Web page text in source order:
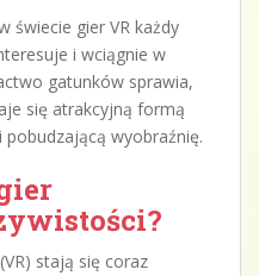
świecie gier VR każdy
i wciągnie w
gatunków sprawia,
się atrakcyjną formą
pobudzającą wyobraźnię.
stają się coraz